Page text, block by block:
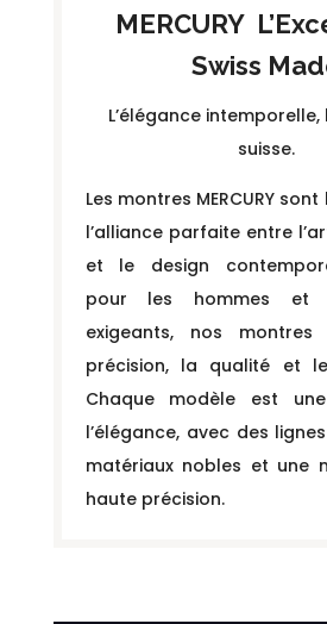
CollectionMERCURY
Swiss
L’élégance intemporelle,
suisse.
Les montres MERCURY
l’alliance parfaite entre
et le design
pour les hommes et
exigeants, nos
précision, la qualité et
Chaque modèle est
l’élégance, avec des
matériaux nobles et une
haute précision.